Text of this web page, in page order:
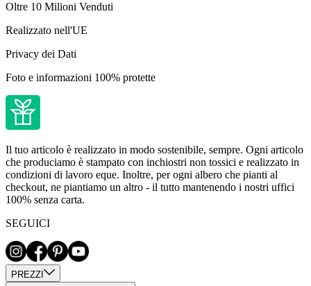
Oltre 10 Milioni Venduti
Realizzato nell'UE
Privacy dei Dati
Foto e informazioni 100% protette
Il tuo articolo è realizzato in modo sostenibile, sempre. Ogni articolo
che produciamo è stampato con inchiostri non tossici e realizzato in
condizioni di lavoro eque. Inoltre, per ogni albero che pianti al
checkout, ne piantiamo un altro - il tutto mantenendo i nostri uffici
100% senza carta.
SEGUICI
PREZZI